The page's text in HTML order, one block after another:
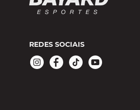
REDES SOCIAIS